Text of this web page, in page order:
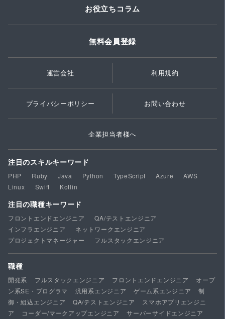
お役立ちコラム
無料会員登録
運営会社 利用規約
プライバシーポリシー お問い合わせ
企業担当者様へ
注目のスキルキーワード
PHP Ruby Java Python TypeScript Azure
AWS
Linux
Swift Kotlin
注目の職種キーワード
フロントエンドエンジニア
QA/テストエンジニア
インフラエンジニア
ネットワークエンジニア
プロジェクトマネージャー
フルスタックエンジニア
職種
開発系 フルスタックエンジニア フロントエンドエンジニア
オープ
ン系SE・プログラマ
汎用系エンジニア ゲーム系エンジニア
制
御・組込エンジニア
QA/テストエンジニア
スマホアプリエンジニ
ア
コーダー/マークアップエンジニア
サーバーサイドエンジニア